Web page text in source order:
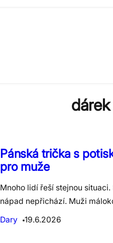
Pánská trička s
pro muže
Mnoho lidí řeší stejnou
nápad nepřichází. Muži
Dary
19.6.2026